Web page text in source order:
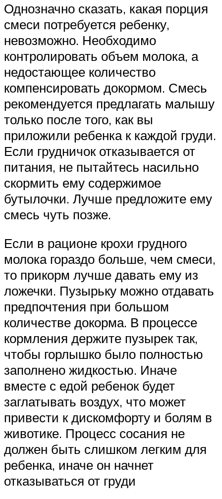
Однозначно сказать, какая порция
смеси потребуется ребенку,
невозможно. Необходимо
контролировать объем молока, а
недостающее количество
компенсировать докормом. Смесь
рекомендуется предлагать малышу
только после того, как вы
приложили ребенка к каждой груди.
Если грудничок отказывается от
питания, не пытайтесь насильно
скормить ему содержимое
бутылочки. Лучше предложите ему
смесь чуть позже.
Если в рационе крохи грудного
молока гораздо больше, чем смеси,
то прикорм лучше давать ему из
ложечки. Пузырьку можно отдавать
предпочтения при большом
количестве докорма. В процессе
кормления держите пузырек так,
чтобы горлышко было полностью
заполнено жидкостью. Иначе
вместе с едой ребенок будет
заглатывать воздух, что может
привести к дискомфорту и болям в
животике. Процесс сосания не
должен быть слишком легким для
ребенка, иначе он начнет
отказываться от груди